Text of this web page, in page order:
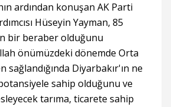
ardından konuşan AK Parti
Hüseyin Yayman, 85
bir beraber olduğunu
önümüzdeki dönemde Orta
sağlandığında Diyarbakır'ın ne
sahip olduğunu ve
tarıma, ticarete sahip